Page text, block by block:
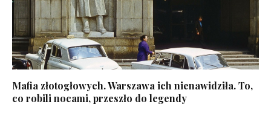
Mafia złotogłowych. Warszawa ich nienawidziła. To,
co robili nocami, przeszło do legendy